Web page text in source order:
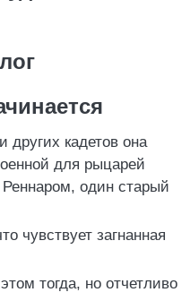
других кадетов она
для рыцарей
один старый
чувствует загнанная
тогда, но отчетливо